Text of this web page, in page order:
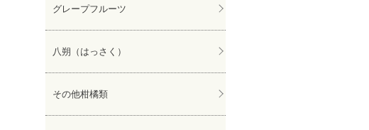
グレープフルーツ
八朔（はっさく）
その他柑橘類